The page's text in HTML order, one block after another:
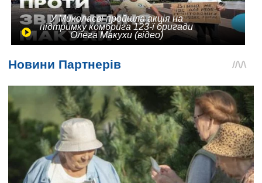
У Миколаєві пройшла акція на
підтримку комбрига 123-ї бригади
Олега Макухи (відео)